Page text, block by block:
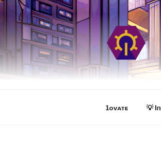
Ga
inhoud
1ᴏᴠᴀᴛᴇ 💡